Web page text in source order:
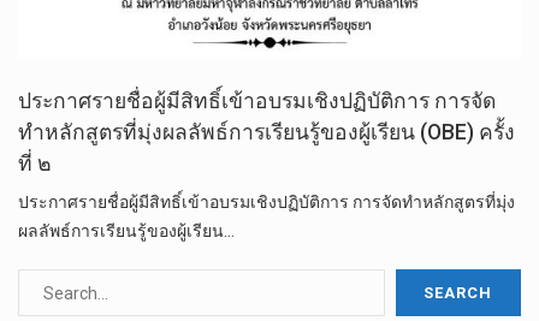
ประกาศรายชื่อผู้มีสิทธิ์เข้าอบรมเชิงปฏิบัติการ การจัด
ทำหลักสูตรที่มุ่งผลลัพธ์การเรียนรู้ของผู้เรียน (OBE) ครั้ง
ที่ ๒
ประกาศรายชื่อผู้มีสิทธิ์เข้าอบรมเชิงปฏิบัติการ การจัดทำหลักสูตรที่มุ่ง
ผลลัพธ์การเรียนรู้ของผู้เรียน…